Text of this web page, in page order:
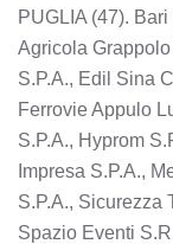
PUGLIA (47).
Agricola
S.P.A., Edil Sina
Ferrovie Appulo
S.P.A., Hyprom
Impresa S.P.A.,
S.P.A., Sicurezza
Spazio Eventi